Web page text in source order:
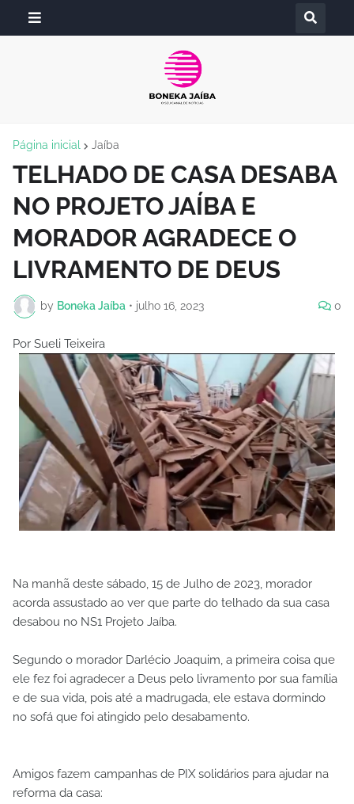
Página inicial Jaíba
TELHADO DE CASA DESABA
NO PROJETO JAÍBA E
MORADOR AGRADECE O
LIVRAMENTO DE DEUS
by Boneka Jaíba • julho 16, 2023 0
Por Sueli Teixeira
Na manhã deste sábado, 15 de Julho de 2023, morador
acorda assustado ao ver que parte do telhado da sua casa
desabou no NS1 Projeto Jaíba.
Segundo o morador Darlécio Joaquim, a primeira coisa que
ele fez foi agradecer a Deus pelo livramento por sua família
e de sua vida, pois até a madrugada, ele estava dormindo
no sofá que foi atingido pelo desabamento.
Amigos fazem campanhas de PIX solidários para ajudar na
reforma da casa: